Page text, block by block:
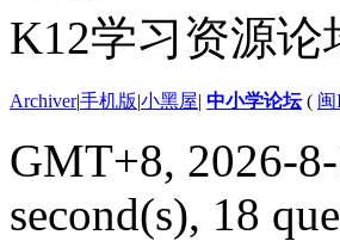
K12学习资源论
Archiver|手机版|小黑屋| 中小学论坛( 闽
GMT+8, 2026-
second(s), 18